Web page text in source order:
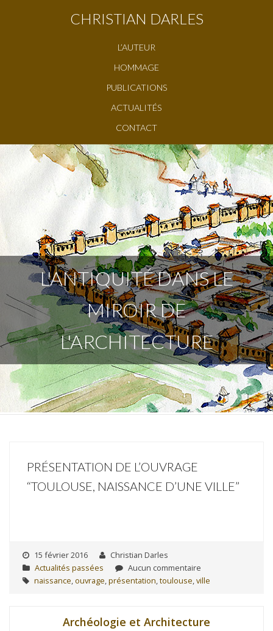
CHRISTIAN DARLES
L’AUTEUR
HOMMAGE
PUBLICATIONS
ACTUALITÉS
CONTACT
L'ANTIQUITÉ DANS LE
MIROIR DE
L'ARCHITECTURE
PRÉSENTATION DE L’OUVRAGE
“TOULOUSE, NAISSANCE D’UNE VILLE”
15 février 2016
Christian Darles
Actualités passées
Aucun commentaire
naissance, ouvrage,présentation,toulouse,ville
Archéologie et Architecture